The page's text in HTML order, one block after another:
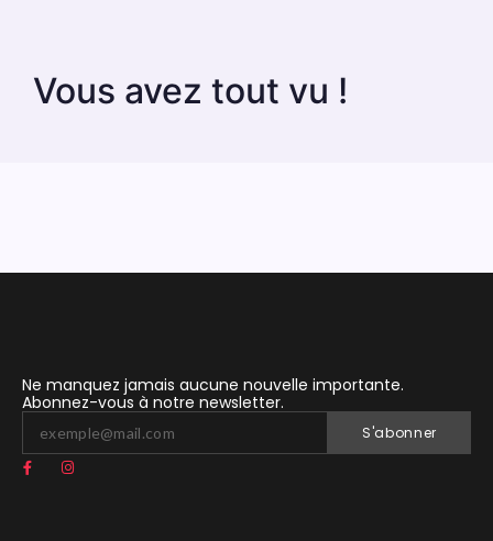
Vous avez tout vu !
Ne manquez jamais aucune nouvelle importante.
Abonnez-vous à notre newsletter.
S'abonner